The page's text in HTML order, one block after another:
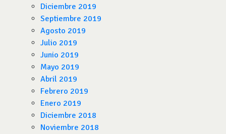
Diciembre 2019
Septiembre 2019
Agosto 2019
Julio 2019
Junio 2019
Mayo 2019
Abril 2019
Febrero 2019
Enero 2019
Diciembre 2018
Noviembre 2018